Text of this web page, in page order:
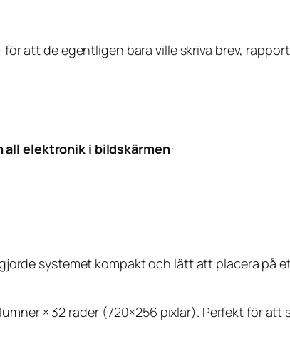
att de egentligen bara ville skriva brev,
all elektronik i bildskärmen:
systemet kompakt och lätt att placera på
× 32 rader (720×256 pixlar). Perfekt för att